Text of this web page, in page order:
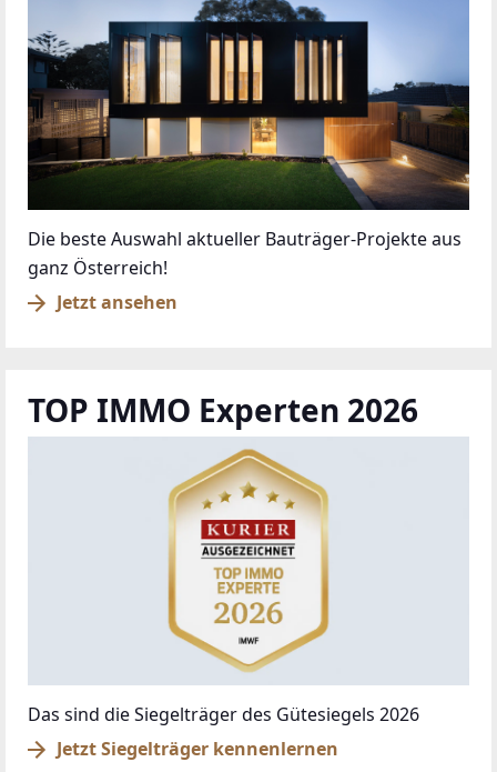
Die beste Auswahl aktueller Bauträger-Projekte aus
ganz Österreich!
Jetzt ansehen
TOP IMMO Experten 2026
Das sind die Siegelträger des Gütesiegels 2026
Jetzt Siegelträger kennenlernen